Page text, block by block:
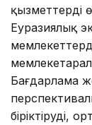
қызметтерді
Еуразиялық
Бағдарлама
біріктіруді,